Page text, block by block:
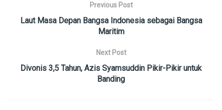
Previous Post
Laut Masa Depan Bangsa Indonesia sebagai Bangsa
Maritim
Next Post
Divonis 3,5 Tahun, Azis Syamsuddin Pikir-Pikir untuk
Banding